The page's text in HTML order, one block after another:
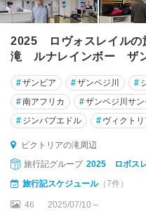
2025 ロヴォスレイル
滝 ルナレインボー ザ
#ザンビア #ザンベジ川 #
#南アフリカ #ザンベジ川サ
# ジンバブエドル # ヴィクト
ビクトリアの滝周辺
旅行記グループ 2025 ロボス
旅行記スケジュール（7件）
46 2025/07/10～